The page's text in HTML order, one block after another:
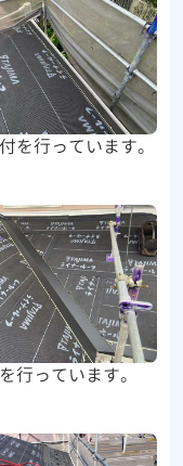
を行っています。
行っています。